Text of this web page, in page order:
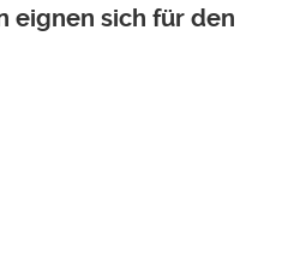
eignen sich für den